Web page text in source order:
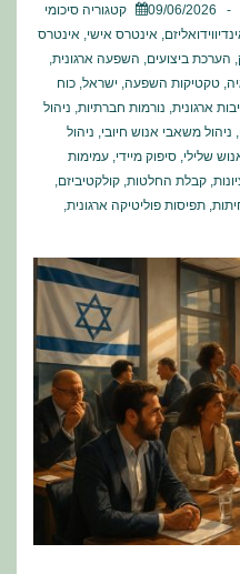
09/06/2026 קטגוריה סיכומי
, אינטרס אישי, אינטרס
, הערכת ביצועים, השפעה ארגונית,
, טקטיקות השפעה, ישראל, כוח
ארגונית, נורמות חברתיות, ניהול
, ניהול משאבי אנוש חיובי, ניהול
שלילי, סיפוק מיידי, עמימות
, קבלת החלטות, קולקטיביזם,
, תפיסות פוליטיקה ארגונית,